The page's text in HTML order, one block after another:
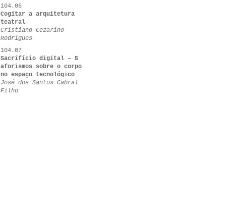
104.06
Cogitar a arquitetura
teatral
Cristiano Cezarino
Rodrigues
104.07
Sacrifício digital – 5
aforismos sobre o corpo
no espaço tecnológico
José dos Santos Cabral
Filho